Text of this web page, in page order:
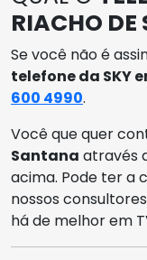
RIACHO
Se você não é
telefone da SKY
600 4990.
Você que quer
Santana através
acima. Pode ter a
nossos
há de melhor em